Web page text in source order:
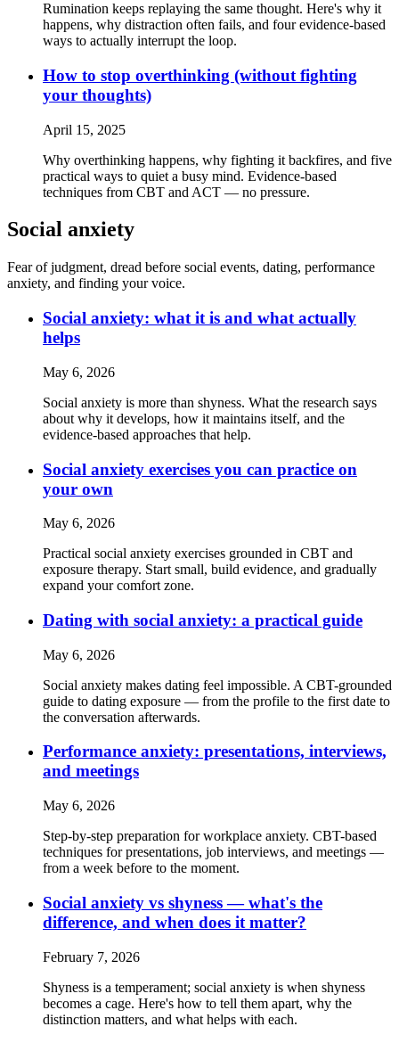
Rumination keeps replaying the same thought. Here's why it
happens, why distraction often fails, and four evidence-based
ways to actually interrupt the loop.
How to stop overthinking (without fighting
your thoughts)
April 15, 2025
Why overthinking happens, why fighting it backfires, and five
practical ways to quiet a busy mind. Evidence-based
techniques from CBT and ACT — no pressure.
Social anxiety
Fear of judgment, dread before social events, dating, performance
anxiety, and finding your voice.
Social anxiety: what it is and what actually
helps
May 6, 2026
Social anxiety is more than shyness. What the research says
about why it develops, how it maintains itself, and the
evidence-based approaches that help.
Social anxiety exercises you can practice on
your own
May 6, 2026
Practical social anxiety exercises grounded in CBT and
exposure therapy. Start small, build evidence, and gradually
expand your comfort zone.
Dating with social anxiety: a practical guide
May 6, 2026
Social anxiety makes dating feel impossible. A CBT-grounded
guide to dating exposure — from the profile to the first date to
the conversation afterwards.
Performance anxiety: presentations, interviews,
and meetings
May 6, 2026
Step-by-step preparation for workplace anxiety. CBT-based
techniques for presentations, job interviews, and meetings —
from a week before to the moment.
Social anxiety vs shyness — what's the
difference, and when does it matter?
February 7, 2026
Shyness is a temperament; social anxiety is when shyness
becomes a cage. Here's how to tell them apart, why the
distinction matters, and what helps with each.